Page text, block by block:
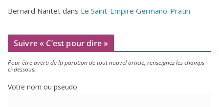
Bernard Nantet dans Le Saint-Empire Germano-Pratin
Suivre « C’est pour dire »
Pour être aver­ti de la paru­tion de tout nou­vel article, ren­sei­gnez les champs
ci-dessous.
Votre nom ou pseudo